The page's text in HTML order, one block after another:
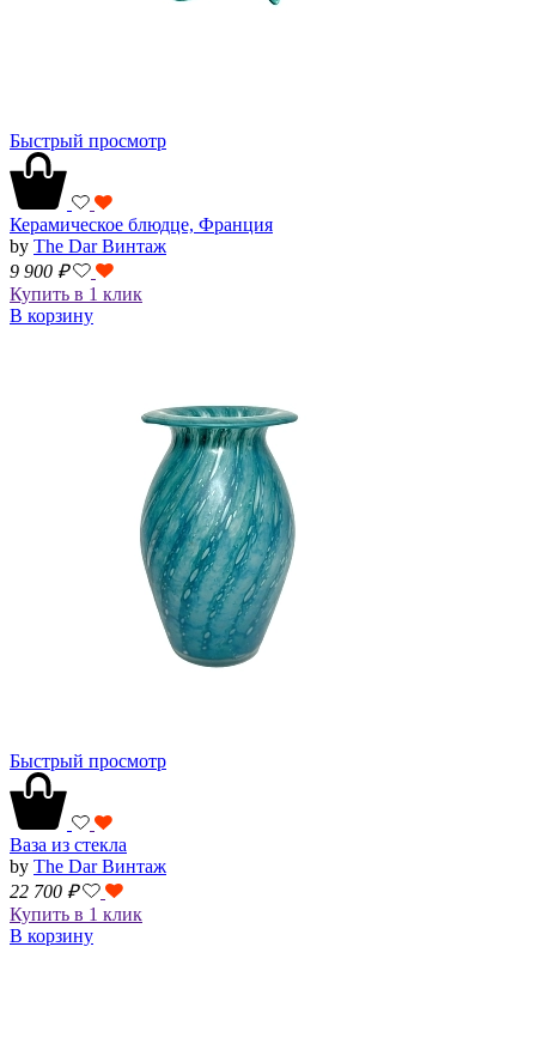
Быстрый просмотр
Керамическое блюдце, Франция
by The Dar Винтаж
9 900 ₽
Купить в 1 клик
В корзину
Быстрый просмотр
Ваза из стекла
by The Dar Винтаж
22 700 ₽
Купить в 1 клик
В корзину